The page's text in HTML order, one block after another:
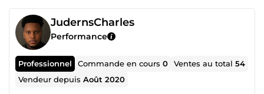
JudernsCharles
Performance
Professionnel Commande en cours0 Ventes au total54
Vendeur depuisAoût 2020